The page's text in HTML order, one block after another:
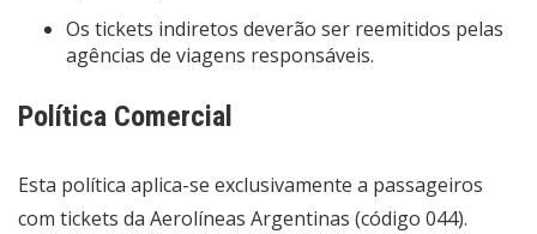
Os tickets indiretos deverão ser reemitidos pelas
agências de viagens responsáveis.
Política Comercial
Esta política aplica-se exclusivamente a passageiros
com tickets da Aerolíneas Argentinas (código 044).